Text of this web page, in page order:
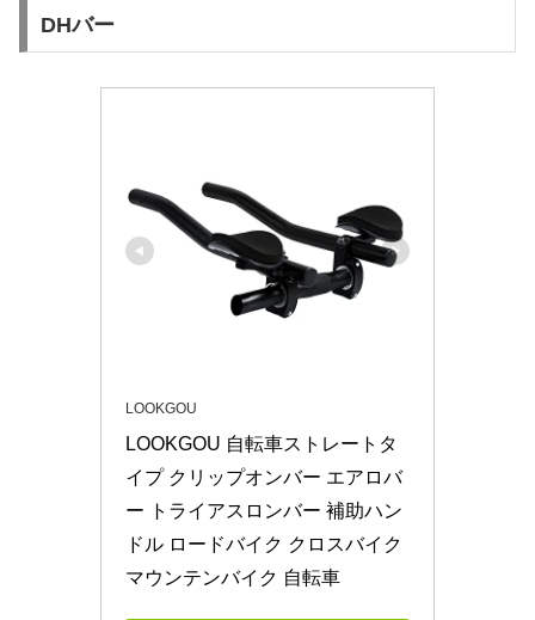
DHバー
LOOKGOU
LOOKGOU 自転車ストレートタ
イプ クリップオンバー エアロバ
ー トライアスロンバー 補助ハン
ドル ロードバイク クロスバイク
マウンテンバイク 自転車